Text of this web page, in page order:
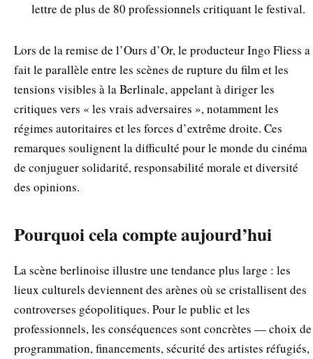
lettre de plus de 80 professionnels critiquant le festival.
Lors de la remise de l’Ours d’Or, le producteur Ingo Fliess a
fait le parallèle entre les scènes de rupture du film et les
tensions visibles à la Berlinale, appelant à diriger les
critiques vers « les vrais adversaires », notamment les
régimes autoritaires et les forces d’extrême droite. Ces
remarques soulignent la difficulté pour le monde du cinéma
de conjuguer solidarité, responsabilité morale et diversité
des opinions.
Pourquoi cela compte aujourd’hui
La scène berlinoise illustre une tendance plus large : les
lieux culturels deviennent des arènes où se cristallisent des
controverses géopolitiques. Pour le public et les
professionnels, les conséquences sont concrètes — choix de
programmation, financements, sécurité des artistes réfugiés,